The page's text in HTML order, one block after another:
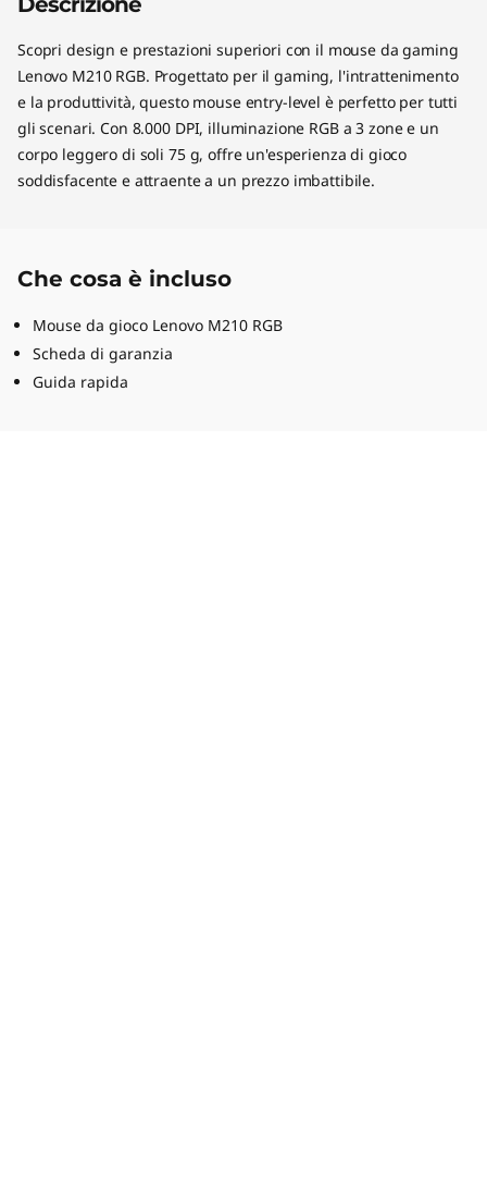
Scopri design e prestazioni superiori con il mouse da gaming
Lenovo M210 RGB. Progettato per il gaming, l'intrattenimento
e la produttività, questo mouse entry-level è perfetto per tutti
gli scenari. Con 8.000 DPI, illuminazione RGB a 3 zone e un
corpo leggero di soli 75 g, offre un'esperienza di gioco
soddisfacente e attraente a un prezzo imbattibile.
Che cosa è incluso
Mouse da gioco Lenovo M210 RGB
Scheda di garanzia
Guida rapida